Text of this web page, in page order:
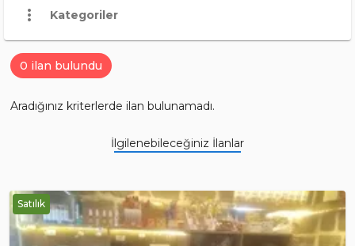
more_vert Kategoriler
0 ilan bulundu
Aradığınız kriterlerde ilan bulunamadı.
İlgilenebileceğiniz İlanlar
Satılık